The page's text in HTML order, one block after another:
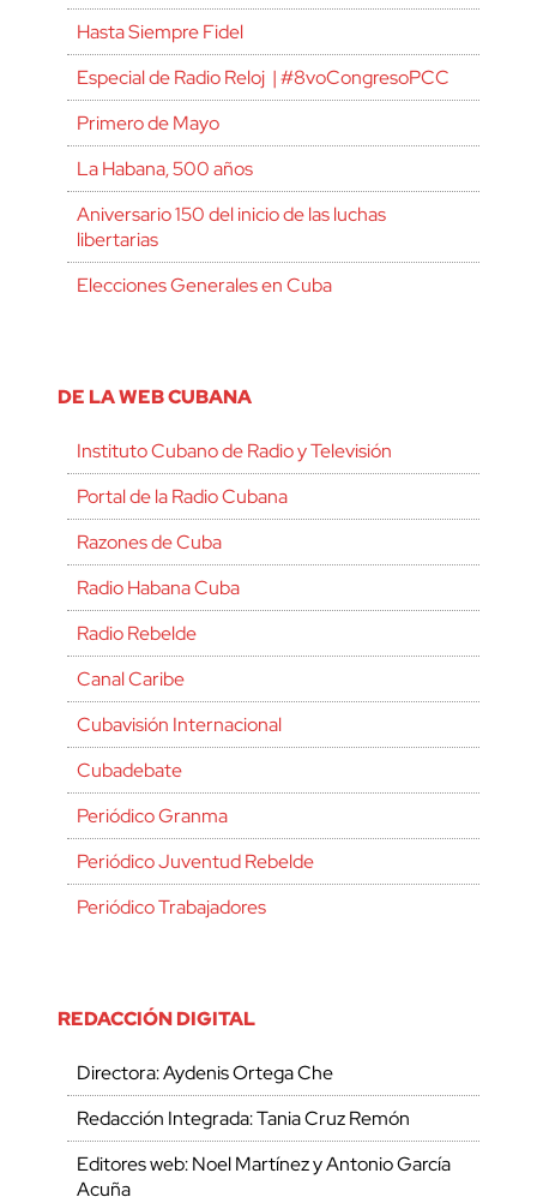
Hasta Siempre Fidel
Especial de Radio Reloj | #8voCongresoPCC
Primero de Mayo
La Habana, 500 años
Aniversario 150 del inicio de las luchas
libertarias
Elecciones Generales en Cuba
DE LA WEB CUBANA
Instituto Cubano de Radio y Televisión
Portal de la Radio Cubana
Razones de Cuba
Radio Habana Cuba
Radio Rebelde
Canal Caribe
Cubavisión Internacional
Cubadebate
Periódico Granma
Periódico Juventud Rebelde
Periódico Trabajadores
REDACCIÓN DIGITAL
Directora: Aydenis Ortega Che
Redacción Integrada: Tania Cruz Remón
Editores web: Noel Martínez y Antonio García
Acuña